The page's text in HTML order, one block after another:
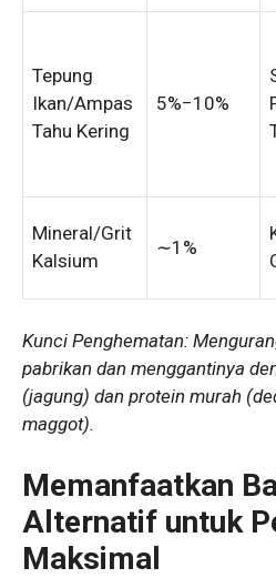
Tepung
Ikan/Ampas
Tahu Kering
5%−10%
Mineral/Grit
Kalsium
∼1%
Kunci Penghematan:
pabrikan dan menggantinya
(jagung) dan protein murah
maggot).
Memanfaatkan
Alternatif untuk
Maksimal